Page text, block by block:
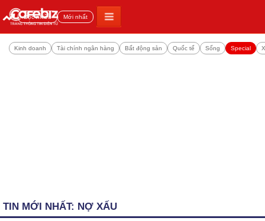
Đọc nhiều Mới nhất
Kinh doanh Tài chính ngân hàng Bất động sản Quốc tế Sống Special
TIN MỚI NHẤT: NỢ XẤU